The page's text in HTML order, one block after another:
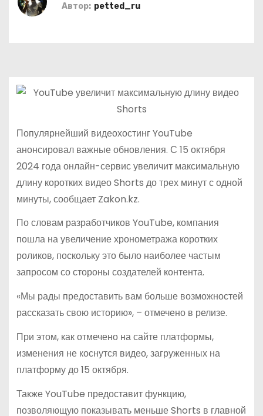
Автор: petted_ru
Популярнейший видеохостинг YouTube
анонсировал важные обновления. С 15 октября
2024 года онлайн-сервис увеличит максимальную
длину коротких видео Shorts до трех минут с одной
минуты, сообщает Zakon.kz.
По словам разработчиков YouTube, компания
пошла на увеличение хронометража коротких
роликов, поскольку это было наиболее частым
запросом со стороны создателей контента.
«Мы рады предоставить вам больше возможностей
рассказать свою историю», – отмечено в релизе.
При этом, как отмечено на сайте платформы,
изменения не коснутся видео, загруженных на
платформу до 15 октября.
Также YouTube предоставит функцию,
позволяющую показывать меньше Shorts в главной